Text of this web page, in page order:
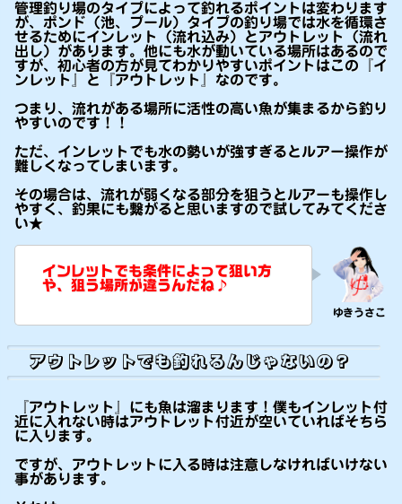
管理釣り場のタイプによって釣れるポイントは変わります
が、ポンド（池、プール）タイプの釣り場では水を循環さ
せるためにインレット（流れ込み）とアウトレット（流れ
出し）があります。他にも水が動いている場所はあるので
すが、初心者の方が見てわかりやすいポイントはこの『イ
ンレット』と『アウトレット』なのです。
つまり、流れがある場所に活性の高い魚が集まるから釣り
やすいのです！！
ただ、インレットでも水の勢いが強すぎるとルアー操作が
難しくなってしまいます。
その場合は、流れが弱くなる部分を狙うとルアーも操作し
やすく、釣果にも繋がると思いますので試してみてくださ
い★
インレットでも条件によって狙い方
や、狙う場所が違うんだね♪
アウトレットでも釣れるんじゃないの？
『アウトレット』にも魚は溜まります！僕もインレット付
近に入れない時はアウトレット付近が空いていればそちら
に入ります。
ですが、アウトレットに入る時は注意しなければいけない
事があります。